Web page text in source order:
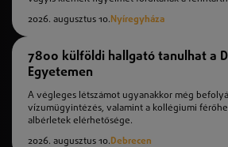
2026. augusztus 10. Nyíregyháza
7800 külföldi hallgató tanulhat a
Egyetemen
A végleges létszámot ugyanakkor még
vízumügyintézés, valamint a kollégiumi
albérletek elérhetősége.
2026. augusztus 10.Debrecen